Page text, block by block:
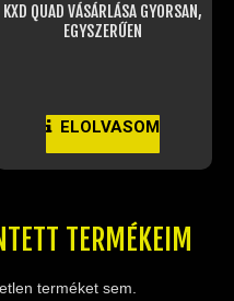
KXD QUAD VÁSÁRLÁSA GYORSAN,
EGYSZERŰEN
ELOLVASOM
TERMÉKEIM
terméket sem.